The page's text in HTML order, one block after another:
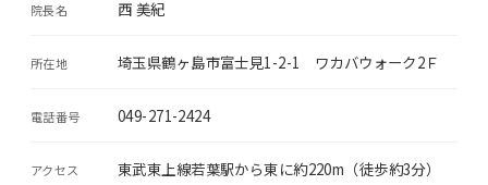
院長名 西 美紀
所在地 埼玉県鶴ヶ島市富士見1-2-1 ワカバウォーク2Ｆ
電話番号 049-271-2424
アクセス 東武東上線若葉駅から東に約220m（徒歩約3分）